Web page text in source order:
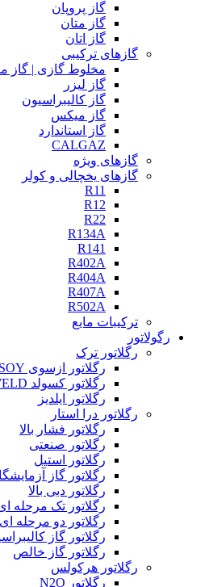
گاز پروپان
گاز متان
گاز اتان
گازهای ترکیبی
مخلوط گازی | گاز
گاز لیزر
گاز کالیبراسیون
گاز میکس
گاز استاندارد
CALGAZ
گازهای ویژه
گازهای یخچالی و کولر
R11
R12
R22
R134A
R141
R402A
R404A
R407A
R502A
ترکیبات مایع
رگولاتور
رگلاتور ترک
رگلاتور ازسوی OZSOY
رگلاتور کسولد KASWELD
رگلاتور ایلدیز
رگلاتور درا استار
رگلاتور فشار بالا
رگلاتور صنعتی
رگلاتور استیل
رگلاتور گاز
رگلاتور دبی بالا
رگلاتور تک مرحله
رگلاتور دو مرحله ای
رگلاتور گاز
رگلاتور گاز خالص
رگلاتور هرکولس
رگلاتور N2O